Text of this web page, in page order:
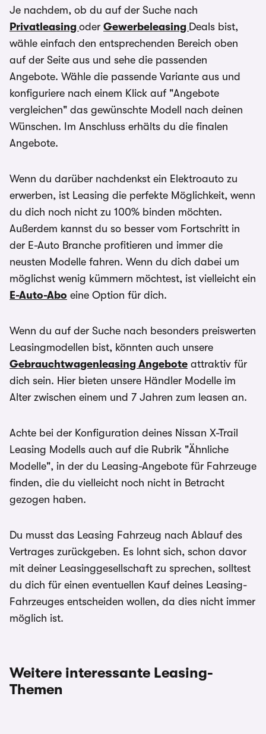
Je nachdem, ob du auf der Suche nach
Privatleasing oder Gewerbeleasing Deals bist,
wähle einfach den entsprechenden Bereich oben
auf der Seite aus und sehe die passenden
Angebote. Wähle die passende Variante aus und
konfiguriere nach einem Klick auf "Angebote
vergleichen" das gewünschte Modell nach deinen
Wünschen. Im Anschluss erhälts du die finalen
Angebote.
Wenn du darüber nachdenkst ein Elektroauto zu
erwerben, ist Leasing die perfekte Möglichkeit, wenn
du dich noch nicht zu 100% binden möchten.
Außerdem kannst du so besser vom Fortschritt in
der E-Auto Branche profitieren und immer die
neusten Modelle fahren. Wenn du dich dabei um
möglichst wenig kümmern möchtest, ist vielleicht ein
E-Auto-Abo eine Option für dich.
Wenn du auf der Suche nach besonders preiswerten
Leasingmodellen bist, könnten auch unsere
Gebrauchtwagenleasing Angebote attraktiv für
dich sein. Hier bieten unsere Händler Modelle im
Alter zwischen einem und 7 Jahren zum leasen an.
Achte bei der Konfiguration deines Nissan X-Trail
Leasing Modells auch auf die Rubrik "Ähnliche
Modelle", in der du Leasing-Angebote für Fahrzeuge
finden, die du vielleicht noch nicht in Betracht
gezogen haben.
Du musst das Leasing Fahrzeug nach Ablauf des
Vertrages zurückgeben. Es lohnt sich, schon davor
mit deiner Leasinggesellschaft zu sprechen, solltest
du dich für einen eventuellen Kauf deines Leasing-
Fahrzeuges entscheiden wollen, da dies nicht immer
möglich ist.
Weitere interessante Leasing-
Themen